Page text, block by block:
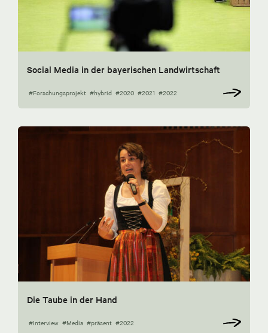
Social Media in der bayerischen Landwirtschaft
#Forschungsprojekt #hybrid #2020 #2021 #2022
Die Taube in der Hand
#Interview #Media #präsent #2022